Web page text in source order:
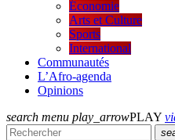
Économie
Arts et Culture
Sports
International
Communautés
L’Afro-agenda
Opinions
search menu play_arrowPLAY